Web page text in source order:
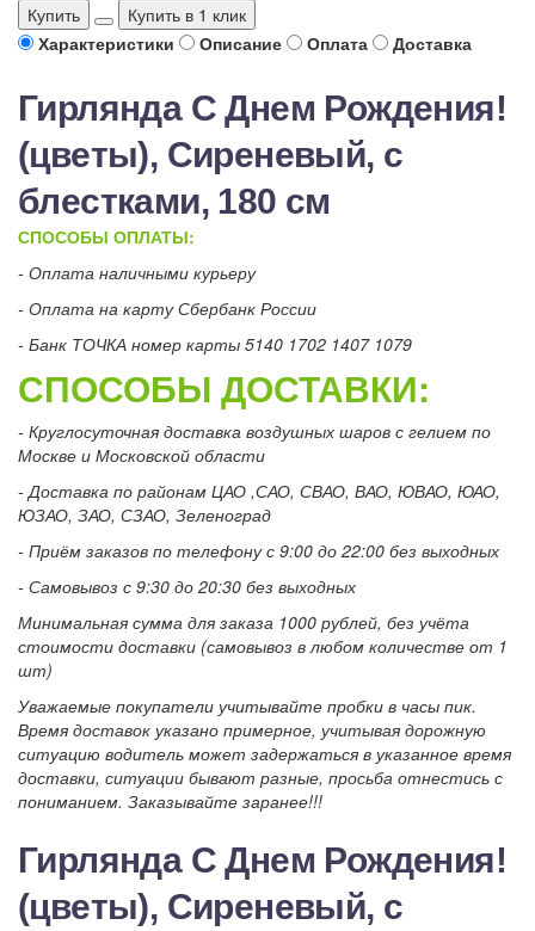
Купить
Купить в 1 клик
Характеристики
Описание Оплата Доставка
Гирлянда С Днем Рождения!
(цветы), Сиреневый, с
блестками, 180 см
СПОСОБЫ ОПЛАТЫ:
- Оплата наличными курьеру
- Оплата на карту Сбербанк России
- Банк ТОЧКА номер карты 5140 1702 1407 1079
СПОСОБЫ ДОСТАВКИ:
- Круглосуточная доставка воздушных шаров с гелием по
Москве и Московской области
- Доставка по районам ЦАО ,САО, СВАО, ВАО, ЮВАО, ЮАО,
ЮЗАО, ЗАО, СЗАО, Зеленоград
- Приём заказов по телефону с 9:00 до 22:00 без выходных
- Самовывоз с 9:30 до 20:30 без выходных
Минимальная сумма для заказа 1000 рублей, без учёта
стоимости доставки (самовывоз в любом количестве от 1
шт)
Уважаемые покупатели учитывайте пробки в часы пик.
Время доставок указано примерное, учитывая дорожную
ситуацию водитель может задержаться в указанное время
доставки, ситуации бывают разные, просьба отнестись с
пониманием. Заказывайте заранее!!!
Гирлянда С Днем Рождения!
(цветы), Сиреневый, с